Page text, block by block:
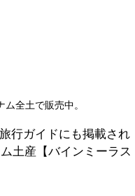
全土で販売中。
行ガイドにも掲載され
土産【バインミーラス